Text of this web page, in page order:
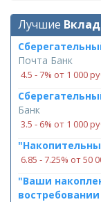
Лучшие
Почта Банк
4.5 ‑ 7% от 1 000
Банк
3.5 ‑ 6% от 1 000
6.85 ‑ 7.25% от 50
"Ваши
востребовании